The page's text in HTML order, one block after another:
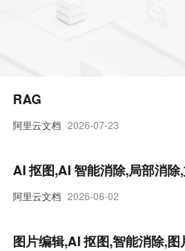
阿里云文档 2026-07-23
RAG
阿里云文档 2026-06-02
AI 抠图,AI 智能消除,局部消除
图片编辑,AI 抠图,智能消除,